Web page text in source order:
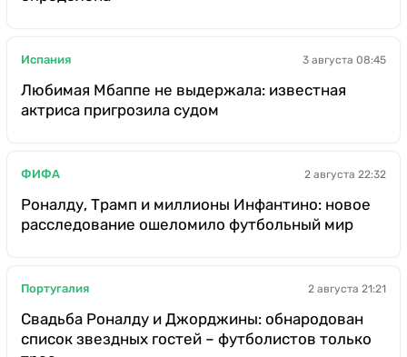
Испания 3 августа 08:45
Любимая Мбаппе не выдержала: известная
актриса пригрозила судом
ФИФА 2 августа 22:32
Роналду, Трамп и миллионы Инфантино: новое
расследование ошеломило футбольный мир
Португалия 2 августа 21:21
Свадьба Роналду и Джорджины: обнародован
список звездных гостей – футболистов только